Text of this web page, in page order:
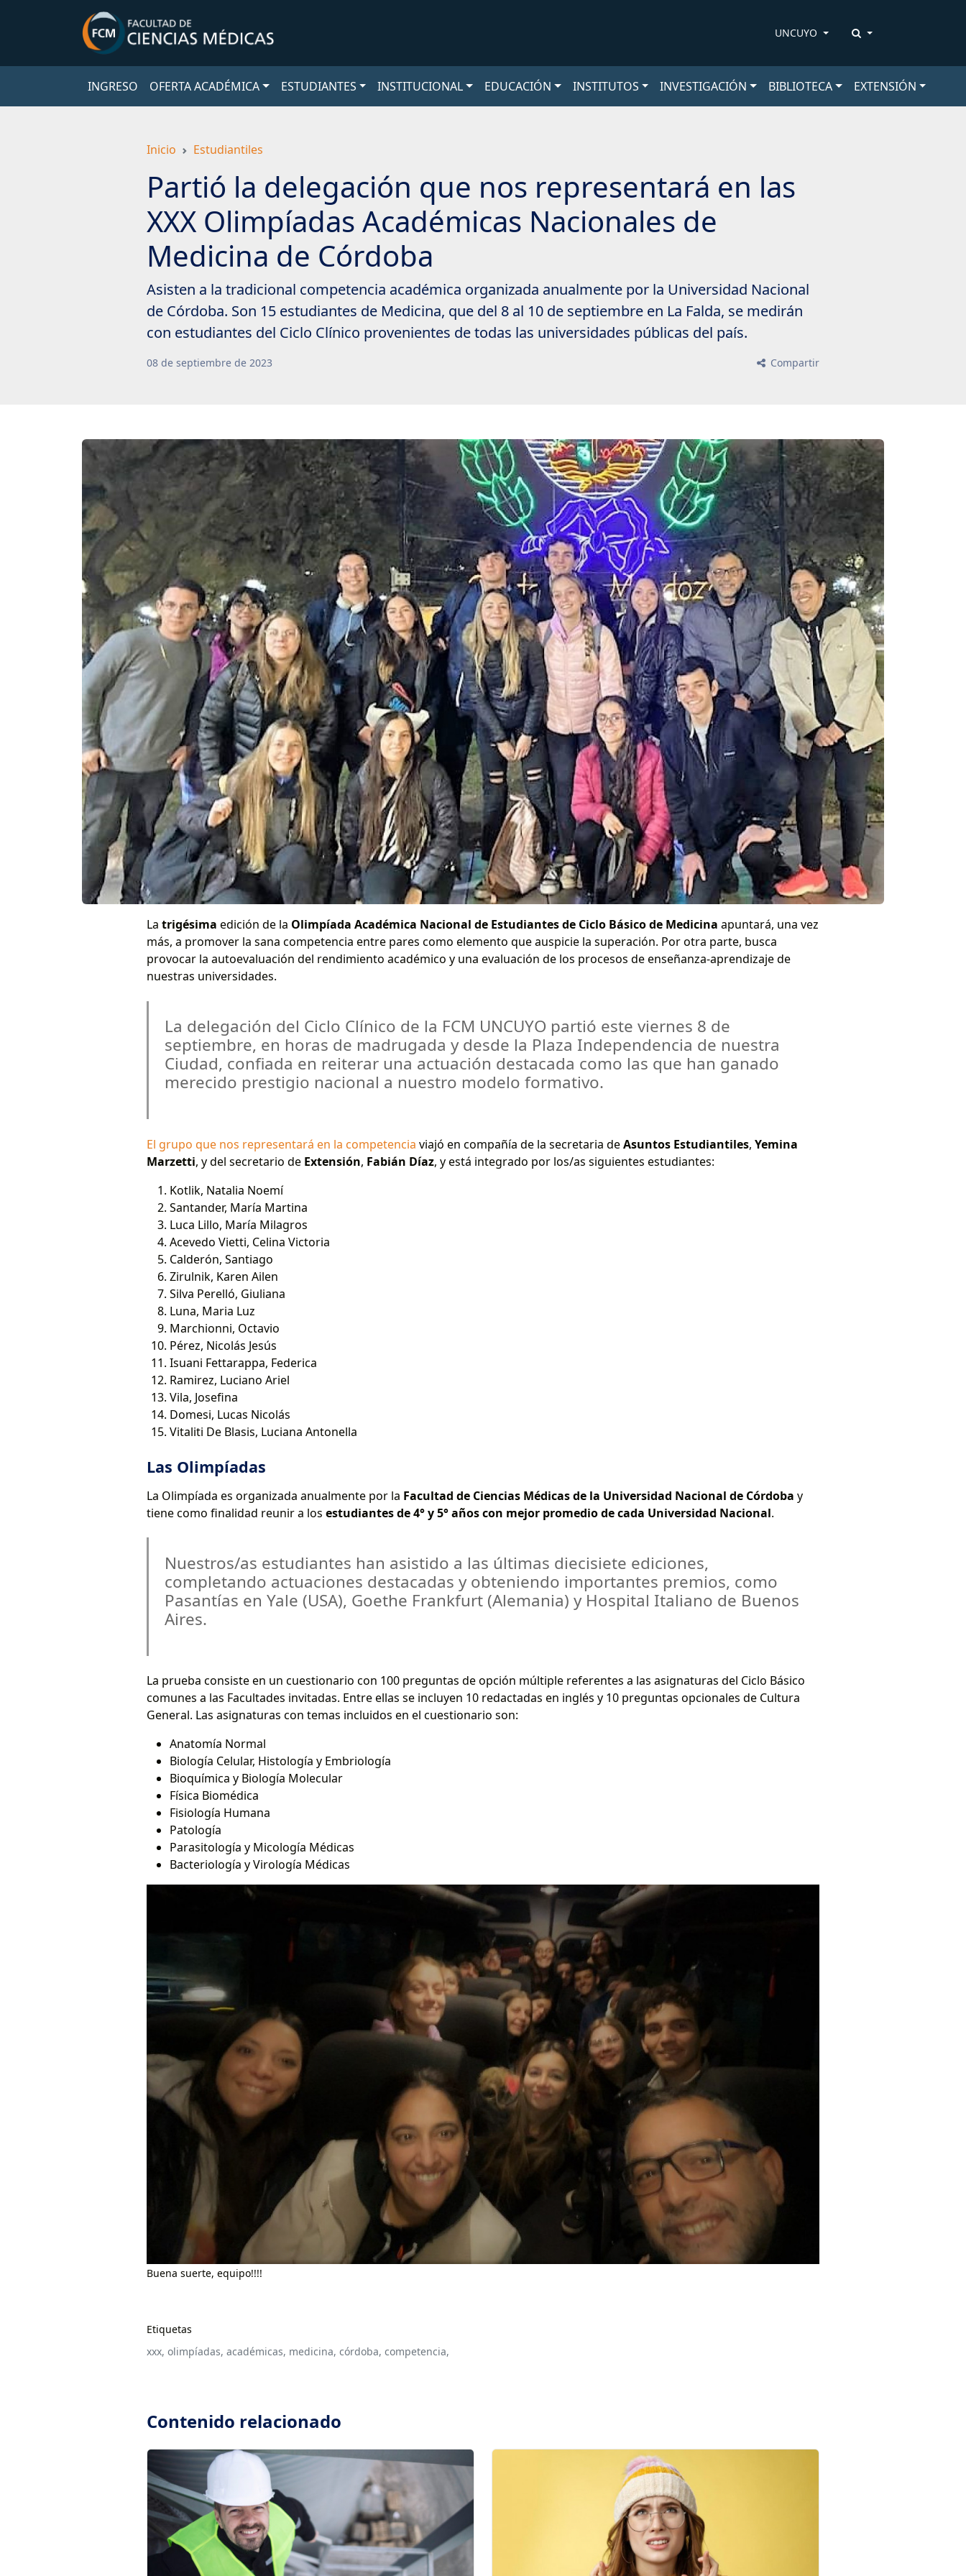
UNCUYO
INGRESO OFERTA ACADÉMICA ESTUDIANTES INSTITUCIONAL EDUCACIÓN INSTITUTOS INVESTIGACIÓN BIBLIOTECA EXTENSIÓN
Inicio Estudiantiles
Partió la delegación que nos representará en las
XXX Olimpíadas Académicas Nacionales de
Medicina de Córdoba
Asisten a la tradicional competencia académica organizada anualmente por la Universidad Nacional
de Córdoba. Son 15 estudiantes de Medicina, que del 8 al 10 de septiembre en La Falda, se medirán
con estudiantes del Ciclo Clínico provenientes de todas las universidades públicas del país.
08 de septiembre de 2023 Compartir
La trigésima edición de la Olimpíada Académica Nacional de Estudiantes de Ciclo Básico de Medicina apuntará, una vez
más, a promover la sana competencia entre pares como elemento que auspicie la superación. Por otra parte, busca
provocar la autoevaluación del rendimiento académico y una evaluación de los procesos de enseñanza-aprendizaje de
nuestras universidades.
La delegación del Ciclo Clínico de la FCM UNCUYO partió este viernes 8 de
septiembre, en horas de madrugada y desde la Plaza Independencia de nuestra
Ciudad, confiada en reiterar una actuación destacada como las que han ganado
merecido prestigio nacional a nuestro modelo formativo.
El grupo que nos representará en la competencia viajó en compañía de la secretaria deAsuntos Estudiantiles, Yemina
Marzetti, y del secretario de Extensión, Fabián Díaz, y está integrado por los/as siguientes estudiantes:
Kotlik, Natalia Noemí
Santander, María Martina
Luca Lillo, María Milagros
Acevedo Vietti, Celina Victoria
Calderón, Santiago
Zirulnik, Karen Ailen
Silva Perelló, Giuliana
Luna, Maria Luz
Marchionni, Octavio
Pérez, Nicolás Jesús
Isuani Fettarappa, Federica
Ramirez, Luciano Ariel
Vila, Josefina
Domesi, Lucas Nicolás
Vitaliti De Blasis, Luciana Antonella
Las Olimpíadas
La Olimpíada es organizada anualmente por la Facultad de Ciencias Médicas de la Universidad Nacional de Córdoba y
tiene como finalidad reunir a los estudiantes de 4° y 5° años con mejor promedio de cada Universidad Nacional.
Nuestros/as estudiantes han asistido a las últimas diecisiete ediciones,
completando actuaciones destacadas y obteniendo importantes premios, como
Pasantías en Yale (USA), Goethe Frankfurt (Alemania) y Hospital Italiano de Buenos
Aires.
La prueba consiste en un cuestionario con 100 preguntas de opción múltiple referentes a las asignaturas del Ciclo Básico
comunes a las Facultades invitadas. Entre ellas se incluyen 10 redactadas en inglés y 10 preguntas opcionales de Cultura
General. Las asignaturas con temas incluidos en el cuestionario son:
Anatomía Normal
Biología Celular, Histología y Embriología
Bioquímica y Biología Molecular
Física Biomédica
Fisiología Humana
Patología
Parasitología y Micología Médicas
Bacteriología y Virología Médicas
Buena suerte, equipo!!!!
Etiquetas
xxx, olimpíadas, académicas, medicina, córdoba, competencia,
Contenido relacionado